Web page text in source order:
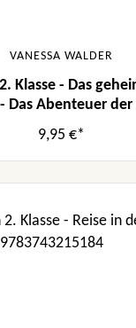
VANESSA WALDER
Klasse - Das
Das Abenteuer
Wölfin
9,95 €*